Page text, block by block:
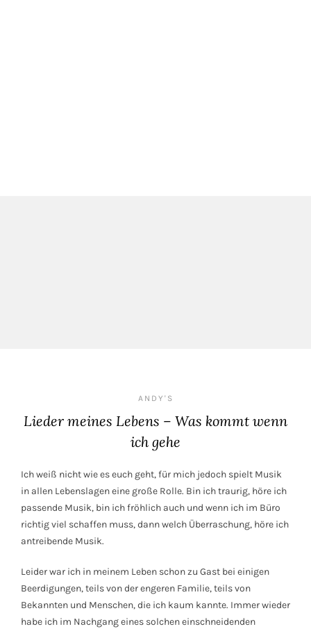
ANDY'S
Lieder meines Lebens – Was kommt wenn
ich gehe
Ich weiß nicht wie es euch geht, für mich jedoch spielt Musik
in allen Lebenslagen eine große Rolle. Bin ich traurig, höre ich
passende Musik, bin ich fröhlich auch und wenn ich im Büro
richtig viel schaffen muss, dann welch Überraschung, höre ich
antreibende Musik.
Leider war ich in meinem Leben schon zu Gast bei einigen
Beerdigungen, teils von der engeren Familie, teils von
Bekannten und Menschen, die ich kaum kannte. Immer wieder
habe ich im Nachgang eines solchen einschneidenden